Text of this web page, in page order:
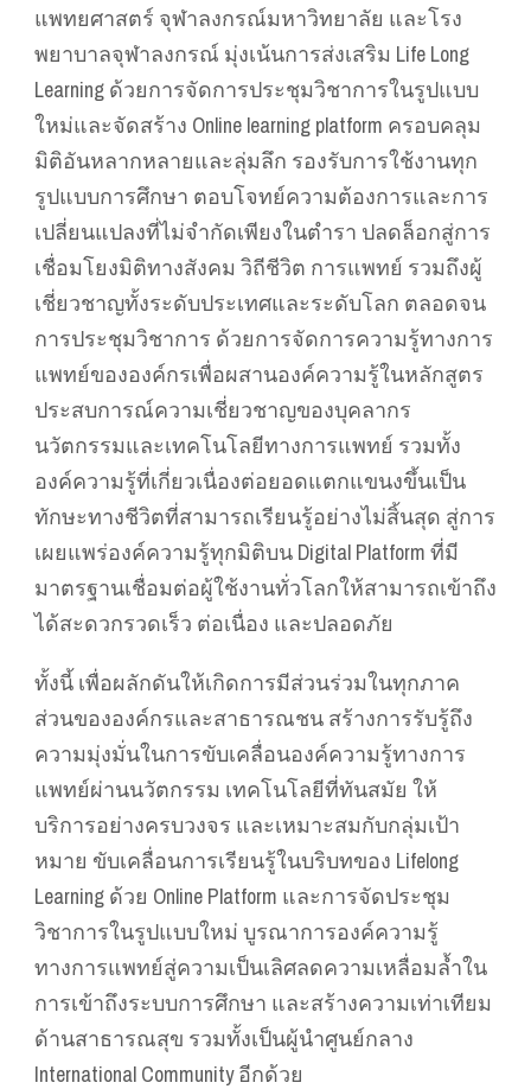
แพทยศาสตร์ จุฬาลงกรณ์มหาวิทยาลัย และโรง
พยาบาลจุฬาลงกรณ์ มุ่งเน้นการส่งเสริม Life Long
Learning ด้วยการจัดการประชุมวิชาการในรูปแบบ
ใหม่และจัดสร้าง Online learning platform ครอบคลุม
มิติอันหลากหลายและลุ่มลึก รองรับการใช้งานทุก
รูปแบบการศึกษา ตอบโจทย์ความต้องการและการ
เปลี่ยนแปลงที่ไม่จำกัดเพียงในตำรา ปลดล็อกสู่การ
เชื่อมโยงมิติทางสังคม วิถีชีวิต การแพทย์ รวมถึงผู้
เชี่ยวชาญทั้งระดับประเทศและระดับโลก ตลอดจน
การประชุมวิชาการ ด้วยการจัดการความรู้ทางการ
แพทย์ขององค์กรเพื่อผสานองค์ความรู้ในหลักสูตร
ประสบการณ์ความเชี่ยวชาญของบุคลากร
นวัตกรรมและเทคโนโลยีทางการแพทย์ รวมทั้ง
องค์ความรู้ที่เกี่ยวเนื่องต่อยอดแตกแขนงขึ้นเป็น
ทักษะทางชีวิตที่สามารถเรียนรู้อย่างไม่สิ้นสุด สู่การ
เผยแพร่องค์ความรู้ทุกมิติบน Digital Platform ที่มี
มาตรฐานเชื่อมต่อผู้ใช้งานทั่วโลกให้สามารถเข้าถึง
ได้สะดวกรวดเร็ว ต่อเนื่อง และปลอดภัย
ทั้งนี้ เพื่อผลักดันให้เกิดการมีส่วนร่วมในทุกภาค
ส่วนขององค์กรและสาธารณชน สร้างการรับรู้ถึง
ความมุ่งมั่นในการขับเคลื่อนองค์ความรู้ทางการ
แพทย์ผ่านนวัตกรรม เทคโนโลยีที่ทันสมัย ให้
บริการอย่างครบวงจร และเหมาะสมกับกลุ่มเป้า
หมาย ขับเคลื่อนการเรียนรู้ในบริบทของ Lifelong
Learning ด้วย Online Platform และการจัดประชุม
วิชาการในรูปแบบใหม่ บูรณาการองค์ความรู้
ทางการแพทย์สู่ความเป็นเลิศลดความเหลื่อมล้ำใน
การเข้าถึงระบบการศึกษา และสร้างความเท่าเทียม
ด้านสาธารณสุข รวมทั้งเป็นผู้นำศูนย์กลาง
International Community อีกด้วย